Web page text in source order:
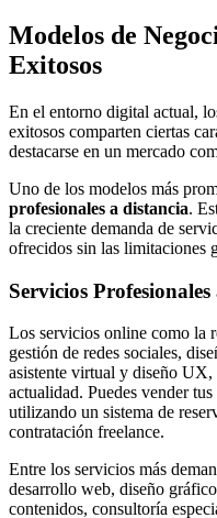
Modelos de
Exitosos
En el entorno digital actual,
exitosos comparten ciertas
destacarse en un mercado
Uno de los modelos más
profesionales a distancia.
la creciente demanda de
ofrecidos sin las limitaciones
Servicios
Los servicios online como la
gestión de redes sociales,
asistente virtual y diseño UX,
actualidad. Puedes vender tus
utilizando un sistema de
contratación freelance.
Entre los servicios más
desarrollo web, diseño
contenidos, consultoría